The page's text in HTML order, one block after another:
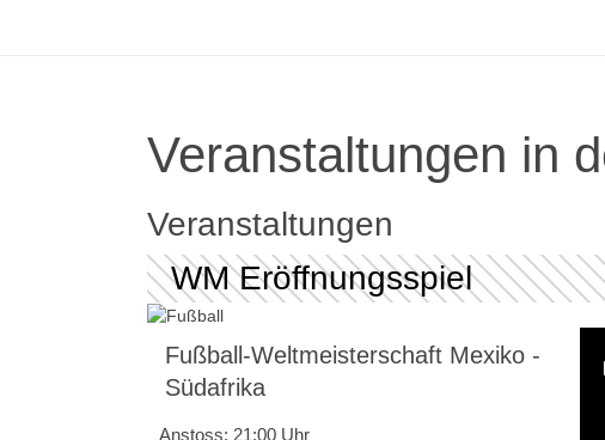
Veranstaltungen in
Veranstaltungen
WM Eröffnungsspiel
Fußball-Weltmeisterschaft Mexiko -
Südafrika
Anstoss: 21:00 Uhr